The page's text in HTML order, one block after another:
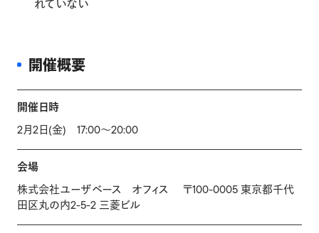
れていない
開催概要
開催日時
2月2日(金) 17:00〜20:00
会場
株式会社ユーザベース オフィス 〒100-0005 東京都千代
田区丸の内2-5-2 三菱ビル